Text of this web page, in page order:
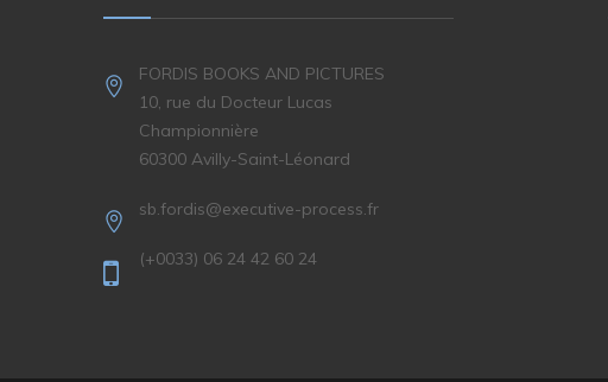
FORDIS BOOKS AND PICTURES
10, rue du Docteur Lucas
Championnière
60300 Avilly-Saint-Léonard
sb.fordis@executive-process.fr
(+0033) 06 24 42 60 24